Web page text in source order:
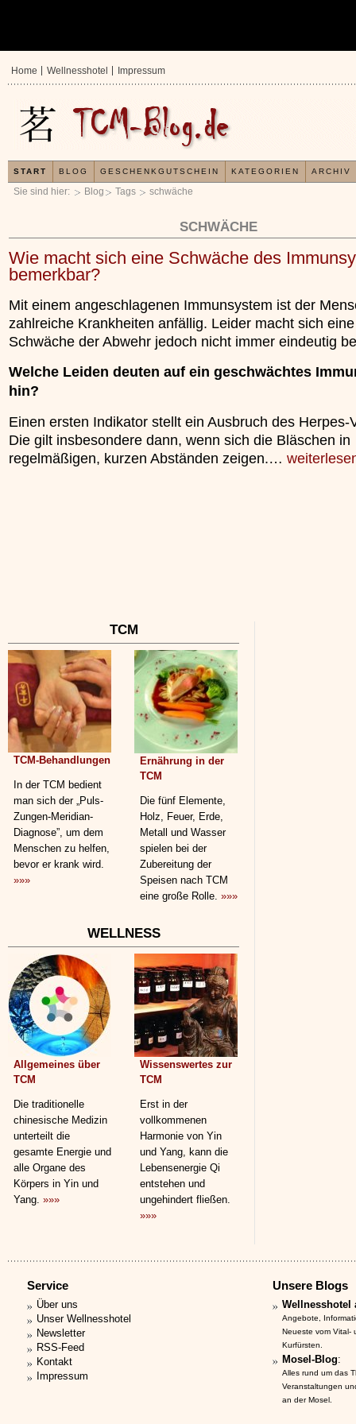
Sie sind hier: Blog Tags schwäche
SCHWÄCHE
Wie macht sich eine Schwäche des
bemerkbar?
Mit einem angeschlagenen Immunsystem ist der
zahlreiche Krankheiten anfällig. Leider macht sich eine
Schwäche der Abwehr jedoch nicht immer eindeutig
Welche Leiden deuten auf ein geschwächtes
hin?
Einen ersten Indikator stellt ein Ausbruch des Herpes-
Die gilt insbesondere dann, wenn sich die Bläschen in
regelmäßigen, kurzen Abständen zeigen.…
TCM
TCM-Behandlungen
In der TCM bedient
man sich der „Puls-
Zungen-Meridian-
Diagnose”, um dem
Menschen zu helfen,
bevor er krank wird.
»»»
Ernährung in der
TCM
Die fünf Elemente,
Holz, Feuer, Erde,
Metall und Wasser
spielen bei der
Zubereitung der
Speisen nach TCM
eine große Rolle. »»»
WELLNESS
Allgemeines über
TCM
Die traditionelle
chinesische Medizin
unterteilt die
gesamte Energie und
alle Organe des
Körpers in Yin und
Yang. »»»
Wissenswertes zur
TCM
Erst in der
vollkommenen
Harmonie von Yin
und Yang, kann die
Lebensenergie Qi
entstehen und
ungehindert fließen.
»»»
In der TCM sind
unterliegt.
»»»
Home Wellnesshotel Impressum
START BLOG GESCHENKGUTSCHEIN KATEGORIEN ARCHIV
Service
Über uns
Unser Wellnesshotel
Newsletter
RSS-Feed
Kontakt
Impressum
Unsere Blogs
Wellnesshotel
Angebote,
Neueste vom Vital-
Kurfürsten.
Mosel-Blog:
Alles rund um das
Veranstaltungen
an der Mosel.